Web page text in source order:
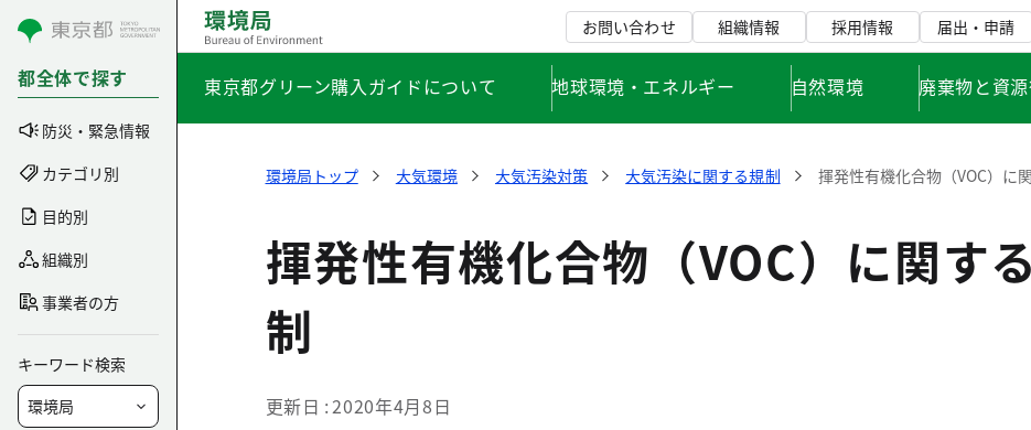
コンテンツにスキップ
都全体で探す
防災・緊急情報
カテゴリ別
目的別
組織別
事業者の方
キーワード検索
お問い合わせ 組織情報 採用情報 届出・申請
東京都グリーン購入ガイドについて 地球環境・エネルギー 自然環境 廃棄物と資
環境局トップ 大気環境 大気汚染対策 大気汚染に関する規制 揮発性有機化合物（VOC）に
揮発性有機化合物（VOC）に関す
制
更新日 2020年4月8日